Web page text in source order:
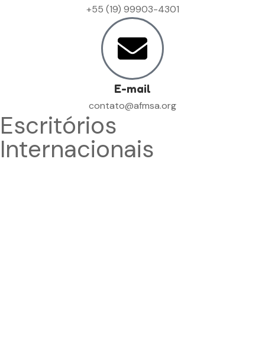
+55 (19) 99903-4301
E-mail
contato@afmsa.org
Escritórios
Internacionais